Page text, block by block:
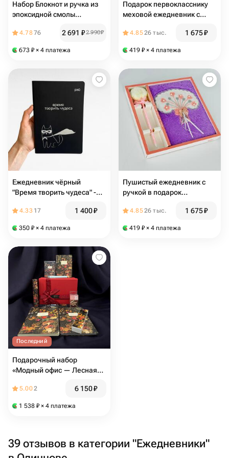
Набор Блокнот и ручка из
эпоксидной смолы
4.7876 2 691 ₽2 990₽
673 ₽ × 4 платежа
Подарок первокласснику
меховой ежедневник с
4.8526 тыс. 1 675₽
419 ₽ × 4 платежа
Ежедневник чёрный
"Время творить чудеса" -
4.33 17 1 400₽
350 ₽ × 4 платежа
Пушистый ежедневник с
ручкой в подарок
4.8526 тыс. 1 675₽
419 ₽ × 4 платежа
Последний
Подарочный набор
«Модный офис — Лесная
одном боксе. (Офис 07)
5.002 6 150₽
1 538 ₽ × 4 платежа
39 отзывов в категории "Ежедневники"